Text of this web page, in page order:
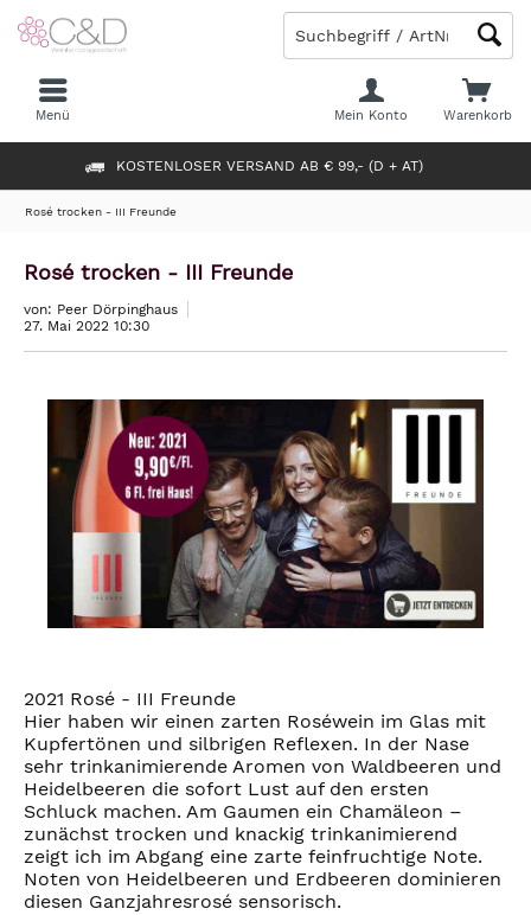
KOSTENLOSER VERSAND AB € 99,- (D + AT)
Warenkorb
Mein Konto
Menü
Rosé trocken - III Freunde
Rosé trocken - III Freunde
von: Peer Dörpinghaus
27. Mai 2022 10:30
2021 Rosé - III Freunde
Hier haben wir einen zarten Roséwein im Glas mit
Kupfertönen und silbrigen Reflexen. In der Nase
sehr trinkanimierende Aromen von Waldbeeren und
Heidelbeeren die sofort Lust auf den ersten
Schluck machen. Am Gaumen ein Chamäleon –
zunächst trocken und knackig trinkanimierend
zeigt ich im Abgang eine zarte feinfruchtige Note.
Noten von Heidelbeeren und Erdbeeren dominieren
diesen Ganzjahresrosé sensorisch.